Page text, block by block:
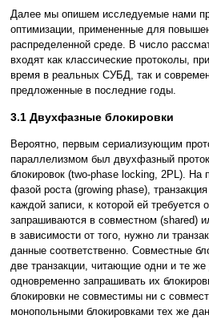
Далее мы опишем исследуемые нами
оптимизации, примененные для
распределенной среде. В число
входят как классические протоколы,
время в реальных СУБД, так и
предложенные в последние годы.
3.1 Двухфазные блокировки
Вероятно, первым сериализующим
параллелизмом был двухфазный
блокировок (two-phase locking, 2PL). На
фазой роста (growing phase),
каждой записи, к которой ей требуется
запрашиваются в совместном (shared)
в зависимости от того, нужно ли
данные соответственно. Совместные
две транзакции, читающие одни и те
одновременно запрашивать их
блокировки не совместимы ни с
монопольными блокировками тех же